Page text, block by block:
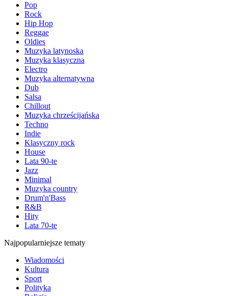
Pop
Rock
Hip Hop
Reggae
Oldies
Muzyka latynoska
Muzyka klasyczna
Electro
Muzyka alternatywna
Dub
Salsa
Chillout
Muzyka chrześcijańska
Techno
Indie
Klasyczny rock
House
Lata 90-te
Jazz
Minimal
Muzyka country
Drum'n'Bass
R&B
Hity
Lata 70-te
Najpopularniejsze tematy
Wiadomości
Kultura
Sport
Polityka